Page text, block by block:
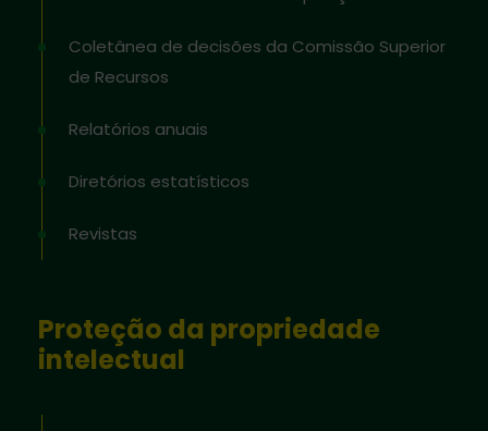
Coletânea de decisões da Comissão Superior
de Recursos
Relatórios anuais
Diretórios estatísticos
Revistas
Proteção da propriedade
intelectual